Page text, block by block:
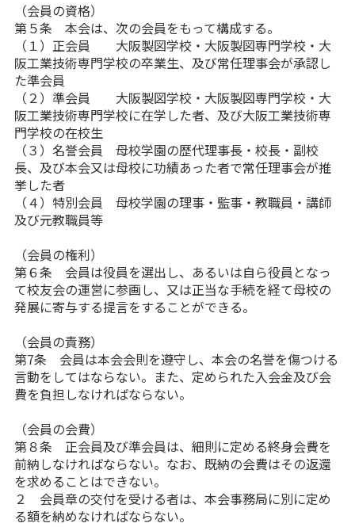
（会員の資格）
第５条 本会は、次の会員をもって構成する。
（１）正会員 大阪製図学校・大阪製図専門学校・大
阪工業技術専門学校の卒業生、及び常任理事会が承認し
た準会員
（２）準会員 大阪製図学校・大阪製図専門学校・大
阪工業技術専門学校に在学した者、及び大阪工業技術専
門学校の在校生
（３）名誉会員 母校学園の歴代理事長・校長・副校
長、及び本会又は母校に功績あった者で常任理事会が推
挙した者
（４）特別会員 母校学園の理事・監事・教職員・講師
及び元教職員等
（会員の権利）
第６条 会員は役員を選出し、あるいは自ら役員となっ
て校友会の運営に参画し、又は正当な手続を経て母校の
発展に寄与する提言をすることができる。
（会員の責務）
第7条 会員は本会会則を遵守し、本会の名誉を傷つける
言動をしてはならない。また、定められた入会金及び会
費を負担しなければならない。
（会員の会費）
第８条 正会員及び準会員は、細則に定める終身会費を
前納しなければならない。なお、既納の会費はその返還
を求めることはできない。
２ 会員章の交付を受ける者は、本会事務局に別に定め
る額を納めなければならない。